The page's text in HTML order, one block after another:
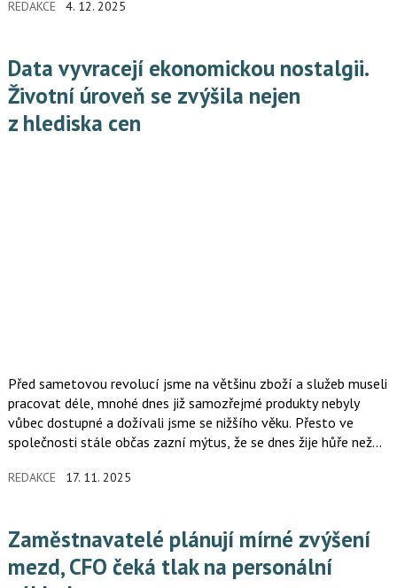
objevuje další vrstva, která celou situaci dále komplikuje
REDAKCE 4. 12. 2025
Data vyvracejí ekonomickou nostalgii.
Životní úroveň se zvýšila nejen
z hlediska cen
Před sametovou revolucí jsme na většinu zboží a služeb museli
pracovat déle, mnohé dnes již samozřejmé produkty nebyly
vůbec dostupné a dožívali jsme se nižšího věku. Přesto ve
společnosti stále občas zazní mýtus, že se dnes žije hůře než
REDAKCE 17. 11. 2025
Zaměstnavatelé plánují mírné zvýšení
mezd, CFO čeká tlak na personální